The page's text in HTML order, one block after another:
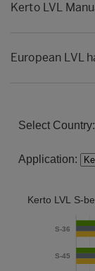
Kerto LVL
European LVL